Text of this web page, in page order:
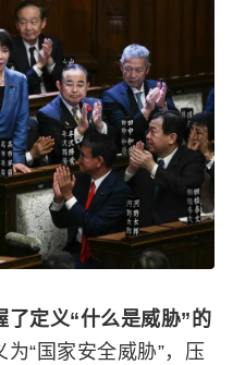
了定义“什么是威胁”的
“国家安全威胁”，压